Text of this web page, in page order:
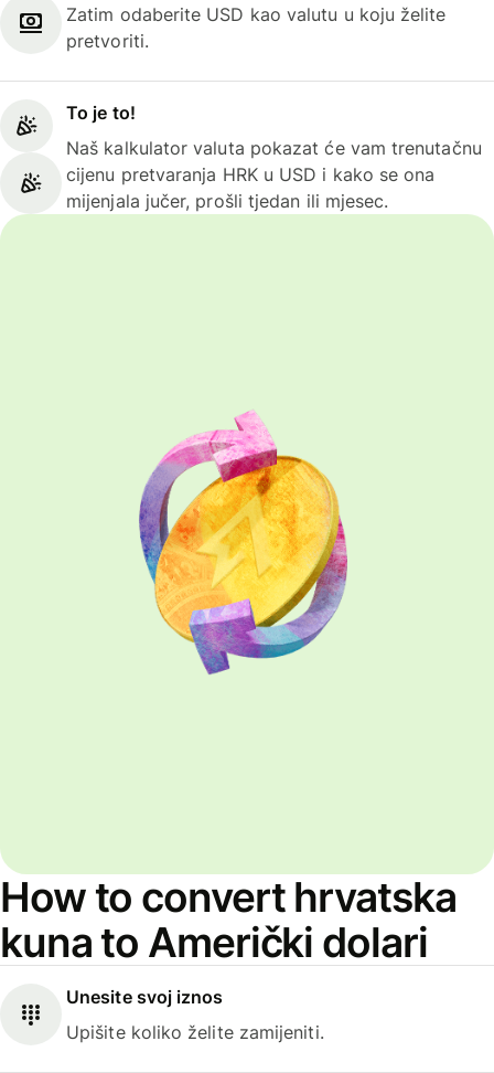
Zatim odaberite USD kao valutu u koju želite
pretvoriti.
To je to!
Naš kalkulator valuta pokazat će vam trenutačnu
cijenu pretvaranja HRK u USD i kako se ona
mijenjala jučer, prošli tjedan ili mjesec.
How to convert hrvatska
kuna to Američki dolari
Unesite svoj iznos
Upišite koliko želite zamijeniti.